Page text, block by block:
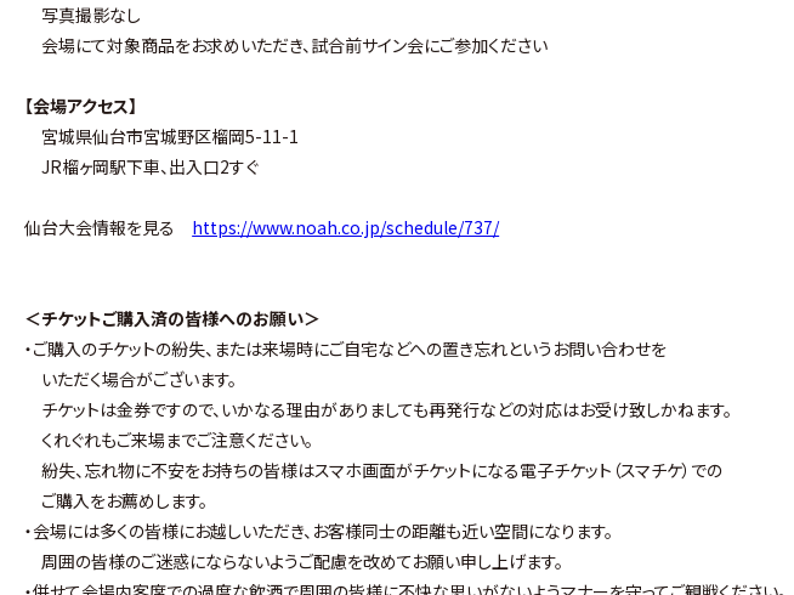
写真撮影なし
会場にて対象商品をお求めいただき、試合前サイン会にご参加ください
【会場アクセス】
宮城県仙台市宮城野区榴岡5-11-1
JR榴ヶ岡駅下車、出入口2すぐ
仙台大会情報を見る https://www.noah.co.jp/schedule/737/
＜チケットご購入済の皆様へのお願い＞
・ご購入のチケットの紛失、または来場時にご自宅などへの置き忘れというお問い合わせを
いただく場合がございます。
チケットは金券ですので、いかなる理由がありましても再発行などの対応はお受け致しかねます。
くれぐれもご来場までご注意ください。
紛失、忘れ物に不安をお持ちの皆様はスマホ画面がチケットになる電子チケット（スマチケ）での
ご購入をお薦めします。
・会場には多くの皆様にお越しいただき、お客様同士の距離も近い空間になります。
周囲の皆様のご迷惑にならないようご配慮を改めてお願い申し上げます。